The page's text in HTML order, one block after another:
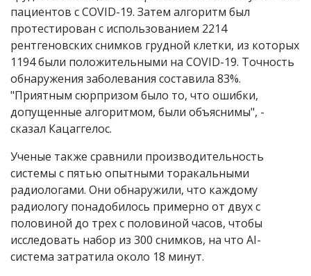
пациентов сCOVID-19. Затем алгоритм был
протестирован с использованием 2214
рентгеновских снимков грудной клетки, из которых
1194 были положительными на COVID-19. Точность
обнаружения заболевания составила 83%.
"Приятным сюрпризом было то, что ошибки,
допущенные алгоритмом, были объяснимы", -
сказал Кацаггелос.
Ученые также сравнили производительность
системы с пятью опытными торакальными
радиологами. Они обнаружили, что каждому
радиологу понадобилось примерно от двух с
половиной до трех с половиной часов, чтобы
исследовать набор из 300 снимков, на что AI-
система затратила около 18 минут.